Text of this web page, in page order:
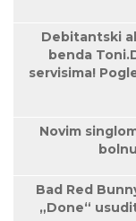
Debitantski
benda
servisima!
Novim
Bad Red
„Done“